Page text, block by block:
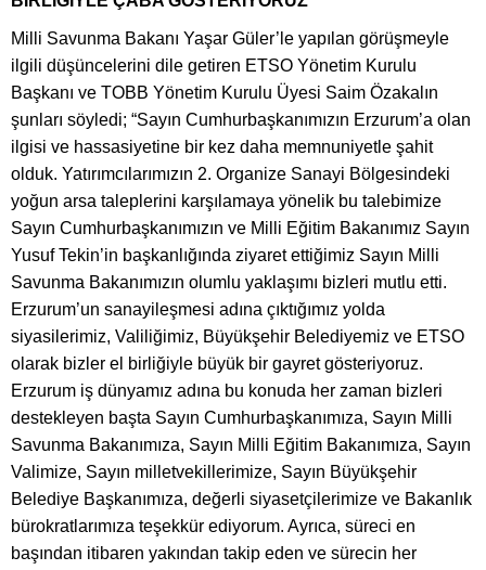
Milli Savunma Bakanı Yaşar Güler’le yapılan görüşmeyle
ilgili düşüncelerini dile getiren ETSO Yönetim Kurulu
Başkanı ve TOBB Yönetim Kurulu Üyesi Saim Özakalın
şunları söyledi; “Sayın Cumhurbaşkanımızın Erzurum’a olan
ilgisi ve hassasiyetine bir kez daha memnuniyetle şahit
olduk. Yatırımcılarımızın 2. Organize Sanayi Bölgesindeki
yoğun arsa taleplerini karşılamaya yönelik bu talebimize
Sayın Cumhurbaşkanımızın ve Milli Eğitim Bakanımız Sayın
Yusuf Tekin’in başkanlığında ziyaret ettiğimiz Sayın Milli
Savunma Bakanımızın olumlu yaklaşımı bizleri mutlu etti.
Erzurum’un sanayileşmesi adına çıktığımız yolda
siyasilerimiz, Valiliğimiz, Büyükşehir Belediyemiz ve ETSO
olarak bizler el birliğiyle büyük bir gayret gösteriyoruz.
Erzurum iş dünyamız adına bu konuda her zaman bizleri
destekleyen başta Sayın Cumhurbaşkanımıza, Sayın Milli
Savunma Bakanımıza, Sayın Milli Eğitim Bakanımıza, Sayın
Valimize, Sayın milletvekillerimize, Sayın Büyükşehir
Belediye Başkanımıza, değerli siyasetçilerimize ve Bakanlık
bürokratlarımıza teşekkür ediyorum. Ayrıca, süreci en
başından itibaren yakından takip eden ve sürecin her